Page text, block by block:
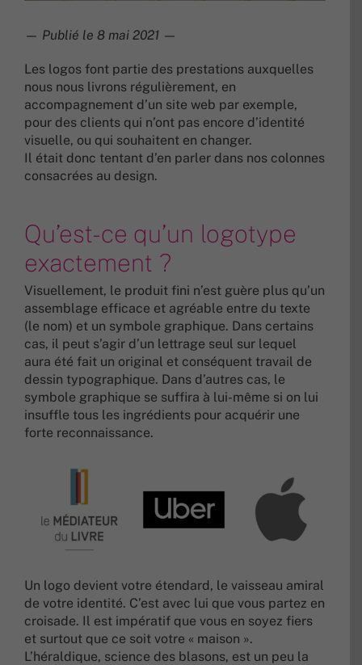
— Publié le 8 mai 2021 —
Les logos font partie des prestations auxquelles
nous nous livrons régulièrement, en
accompagnement d’un site web par exemple,
pour des clients qui n’ont pas encore d’identité
visuelle, ou qui souhaitent en changer.
Il était donc tentant d’en parler dans nos colonnes
consacrées au design.
Qu’est-ce qu’un logotype
exactement ?
Visuellement, le produit fini n’est guère plus qu’un
assemblage efficace et agréable entre du texte
(le nom) et un symbole graphique. Dans certains
cas, il peut s’agir d’un lettrage seul sur lequel
aura été fait un original et conséquent travail de
dessin typographique. Dans d’autres cas, le
symbole graphique se suffira à lui-même si on lui
insuffle tous les ingrédients pour acquérir une
forte reconnaissance.
Un logo devient votre étendard, le vaisseau amiral
de votre identité. C’est avec lui que vous partez en
croisade. Il est impératif que vous en soyez fiers
et surtout que ce soit votre « maison ».
L’héraldique, science des blasons, est un peu la